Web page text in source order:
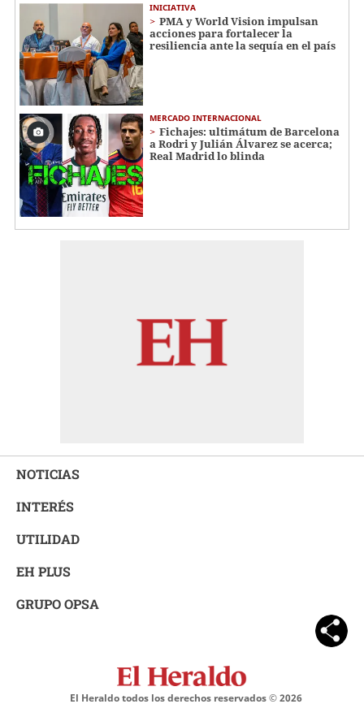
INICIATIVA
PMA y World Vision impulsan
acciones para fortalecer la
resiliencia ante la sequía en el país
MERCADO INTERNACIONAL
Fichajes: ultimátum de Barcelona
a Rodri y Julián Álvarez se acerca;
Real Madrid lo blinda
NOTICIAS
INTERÉS
UTILIDAD
EH PLUS
GRUPO OPSA
El Heraldo todos los derechos reservados ©2026